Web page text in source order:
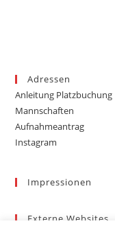
Adressen
Anleitung Platzbuchung
Mannschaften
Aufnahmeantrag
Instagram
Impressionen
Externe Websites